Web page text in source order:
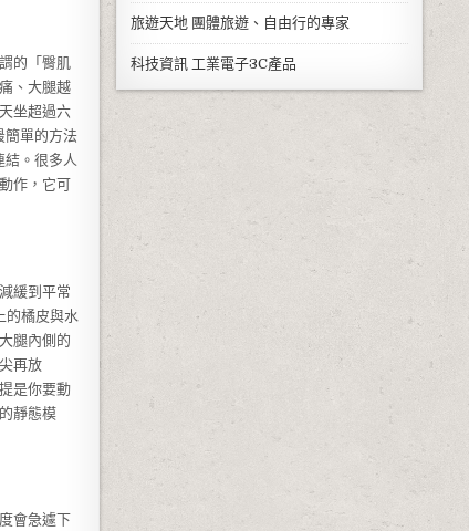
的「臀肌
、大腿越
坐超過六
簡單的方法
。很多人
作，它可
緩到平常
的橘皮與水
腿內側的
再放
是你要動
靜態模
會急遽下
旅遊天地團體旅遊、自由行的專家
科技資訊工業電子3C產品